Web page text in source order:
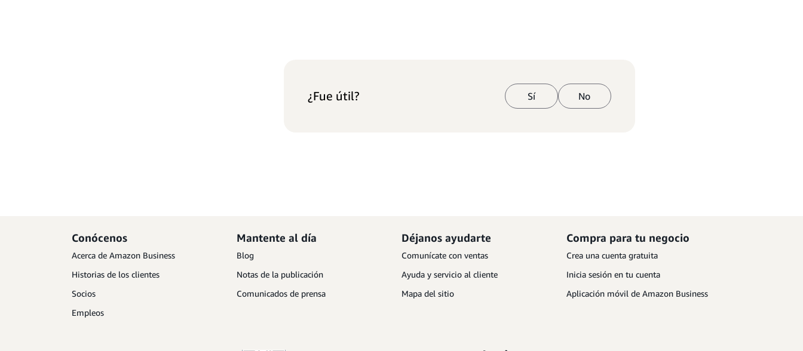
¿Fue útil? Sí No
Conócenos
Acerca de Amazon Business
Historias de los clientes
Socios
Empleos
Mantente al día
Blog
Notas de la publicación
Comunicados de prensa
Déjanos ayudarte
Comunícate con ventas
Ayuda y servicio al cliente
Mapa del sitio
Compra para tu negocio
Crea una cuenta gratuita
Inicia sesión en tu cuenta
Aplicación móvil de Amazon Business